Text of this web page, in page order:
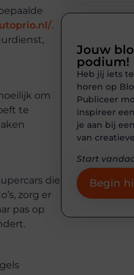
.
om
te
die
zorg er
pas op
Jouw
podium!
Heb jij iets
horen op
Publiceer
inspireer
je aan bij
van
Start
Begin